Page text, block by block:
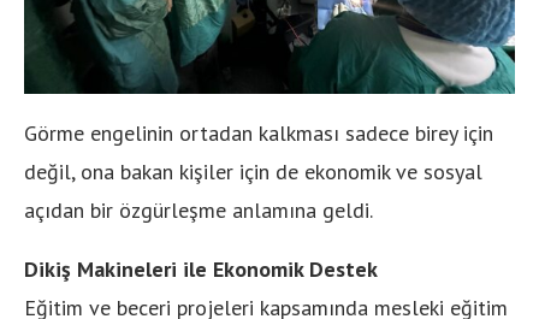
Görme engelinin ortadan kalkması sadece birey için
değil, ona bakan kişiler için de ekonomik ve sosyal
açıdan bir özgürleşme anlamına geldi.
Dikiş Makineleri ile Ekonomik Destek
Eğitim ve beceri projeleri kapsamında mesleki eğitim